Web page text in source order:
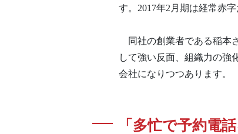
す。2017年2月期は経常赤
同社の創業者である稲本
して強い反面、組織力の強
会社になりつつあります。
「多忙で予約電